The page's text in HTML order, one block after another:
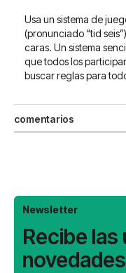
Usa un sistema de
(pronunciado “tid
caras. Un sistema
que todos los
buscar reglas para
comentarios
Newsletter
Recibe las